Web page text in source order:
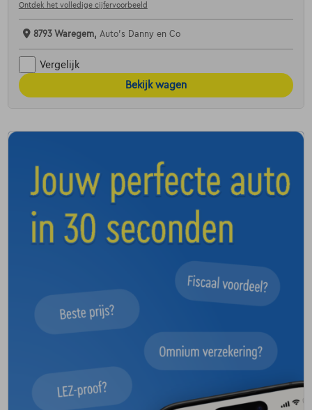
Ontdek het volledige cijfervoorbeeld
8793 Waregem, Auto's Danny en Co
Vergelijk
Bekijk wagen